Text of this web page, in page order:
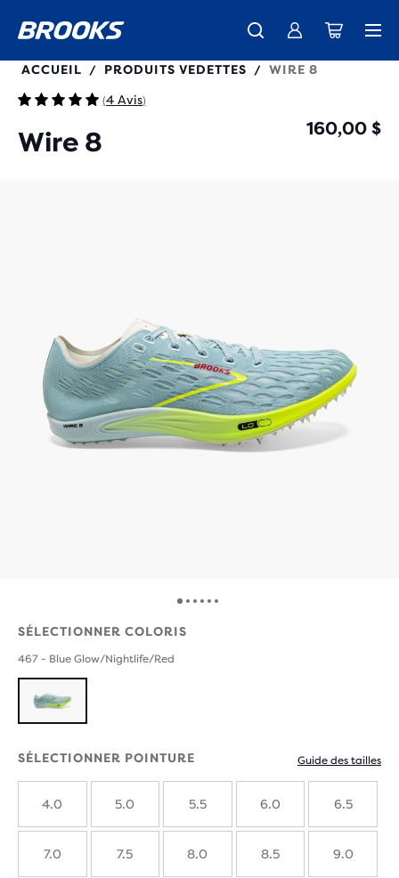
100044
ACCUEIL / PRODUITS VEDETTES / WIRE 8
(4 Avis)
Wire 8 160,00 $
SÉLECTIONNER COLORIS
467 - Blue Glow/Nightlife/Red
SÉLECTIONNER POINTURE Guide des tailles
4.0 5.0 5.5 6.0 6.5
7.0 7.5 8.0 8.5 9.0